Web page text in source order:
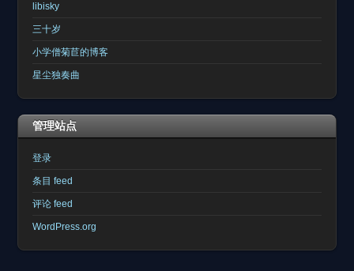
libisky
三十岁
小学僧菊苣的博客
星尘独奏曲
管理站点
登录
条目 feed
评论 feed
WordPress.org